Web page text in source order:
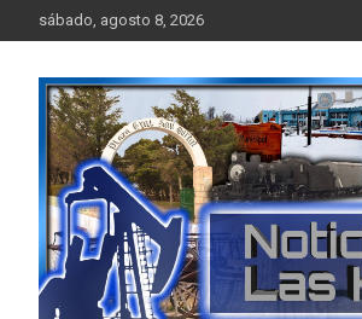
to
sábado, agosto 8, 2026